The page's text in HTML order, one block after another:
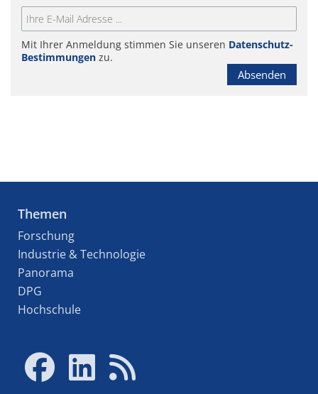
Mit Ihrer Anmeldung stimmen Sie unseren Datenschutz-
Bestimmungen zu.
Absenden
Themen
Forschung
Industrie & Technologie
Panorama
DPG
Hochschule